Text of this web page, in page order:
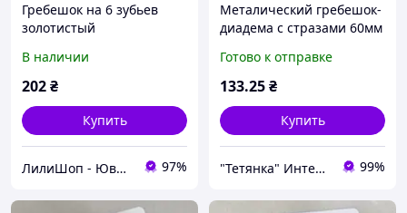
Гребешок на 6 зубьев
золотистый
бусинами и золотистыми
камнями цветочек 6х4,5
В наличии
202₴
Купить
ЛилиШоп - Ювелирные украшения и аксессуары, подарочная упаковка 97%
Металический гребешок-
диадема с стразами 60мм
Готово к отправке
133.25₴
Купить
"Тетянка" Интернет-магазин 99%